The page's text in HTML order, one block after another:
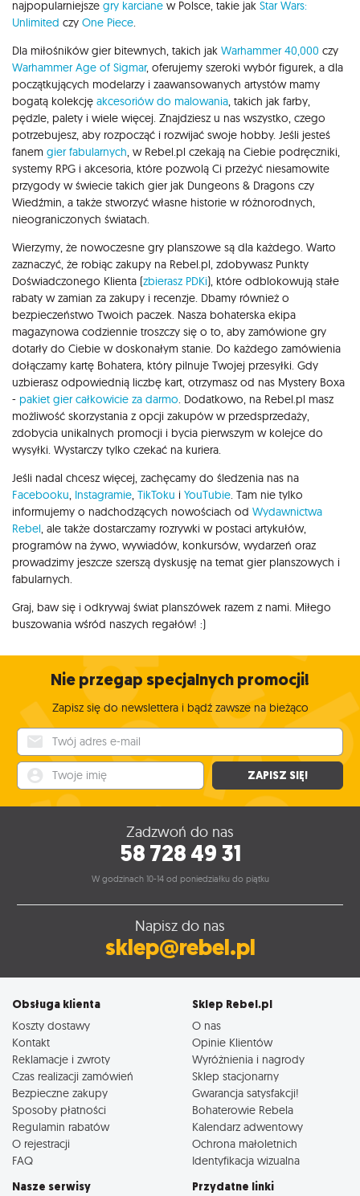
najpopularniejsze gry karciane w Polsce, takie jak Star Wars:
Unlimited czy One Piece
Dla miłośników gier bitewnych, takich jak Warhammer 40,000 czy
Warhammer Age of Sigmar, oferujemy szeroki wybór figurek, a dla
początkujących modelarzy i zaawansowanych artystów mamy
bogatą kolekcję akcesoriów do malowania , takich jak farby,
pędzle, palety i wiele więcej. Znajdziesz u nas wszystko, czego
potrzebujesz, aby rozpocząć i rozwijać swoje hobby. Jeśli jesteś
fanem gier fabularnych , w Rebel.pl czekają na Ciebie podręczniki,
systemy RPG i akcesoria, które pozwolą Ci przeżyć niesamowite
przygody w świecie takich gier jak Dungeons & Dragons czy
Wiedźmin, a także stworzyć własne historie w różnorodnych,
nieograniczonych światach.
Wierzymy, że nowoczesne gry planszowe są dla każdego. Warto
zaznaczyć, że robiąc zakupy na Rebel.pl, zdobywasz Punkty
Doświadczonego Klienta (zbierasz PDKi), które odblokowują stałe
rabaty w zamian za zakupy i recenzje. Dbamy również o
bezpieczeństwo Twoich paczek. Nasza bohaterska ekipa
magazynowa codziennie troszczy się o to, aby zamówione gry
dotarły do Ciebie w doskonałym stanie. Do każdego zamówienia
dołączamy kartę Bohatera, który pilnuje Twojej przesyłki. Gdy
uzbierasz odpowiednią liczbę kart, otrzymasz od nas Mystery Boxa
- pakiet gier całkowicie za darmo . Dodatkowo, na Rebel.pl masz
możliwość skorzystania z opcji zakupów w przedsprzedaży,
zdobycia unikalnych promocji i bycia pierwszym w kolejce do
wysyłki. Wystarczy tylko czekać na kuriera.
Jeśli nadal chcesz więcej, zachęcamy do śledzenia nas na
Facebooku Instagramie TikToku i YouTubie . Tam nie tylko
informujemy o nadchodzących nowościach od Wydawnictwa
Rebel , ale także dostarczamy rozrywki w postaci artykułów,
programów na żywo, wywiadów, konkursów, wydarzeń oraz
prowadzimy jeszcze szerszą dyskusję na temat gier planszowych i
fabularnych.
Graj, baw się i odkrywaj świat planszówek razem z nami. Miłego
buszowania wśród naszych regałów! :)
Nie przegap specjalnych promocji!
Zapisz się do newslettera i bądź zawsze na bieżąco
ZAPISZ SIĘ!
Zadzwoń do nas
58 728 49 31
W godzinach 10-14 od poniedziałku do piątku
Napisz do nas
sklep@rebel.pl
Obsługa klienta
Koszty dostawy
Kontakt
Reklamacje i zwroty
Czas realizacji zamówień
Bezpieczne zakupy
Sposoby płatności
Regulamin rabatów
O rejestracji
FAQ
Sklep Rebel.pl
O nas
Opinie Klientów
Wyróżnienia i nagrody
Sklep stacjonarny
Gwarancja satysfakcji!
Bohaterowie Rebela
Kalendarz adwentowy
Ochrona małoletnich
Identyfikacja wizualna
Nasze serwisy Przydatne linki